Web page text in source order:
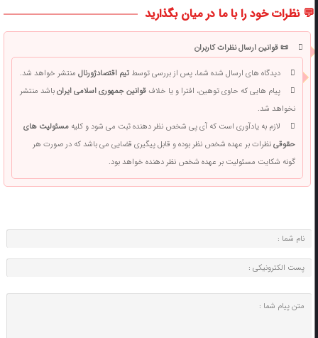
💬 نظرات خود را با ما در میان بگذارید
📜 قوانین ارسال نظرات کاربران
دیدگاه های ارسال شده شما، پس از بررسی توسطتیم اقتصادژورنالمنتشر خواهد شد.
پیام هایی که حاوی توهین، افترا و یا خلافقوانین جمهوری اسلامی ایرانباشد منتشر
نخواهد شد.
لازم به یادآوری است که آی پی شخص نظر دهنده ثبت می شود و کلیهمسئولیت های
حقوقینظرات بر عهده شخص نظر بوده و قابل پیگیری قضایی می باشد که در صورت هر
گونه شکایت مسئولیت بر عهده شخص نظر دهنده خواهد بود.